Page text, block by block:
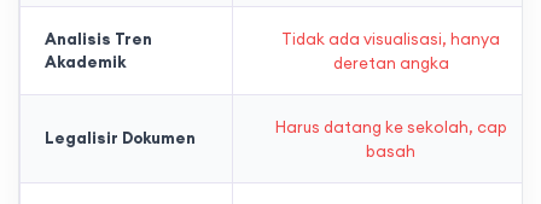
Analisis Tren
Akademik
Tidak ada visualisasi, hanya
deretan angka
Legalisir Dokumen
Harus datang ke sekolah, cap
basah